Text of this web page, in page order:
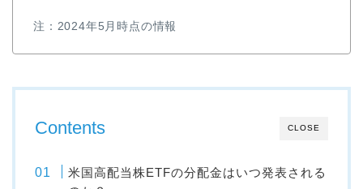
注：2024年5月時点の情報
CLOSE
Contents
米国高配当株ETFの分配金はいつ発表される